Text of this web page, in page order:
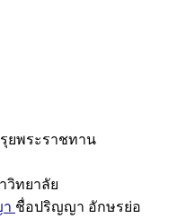
ยพระราชทาน
วิทยาลัย
ชื่อปริญญา อักษรย่อ